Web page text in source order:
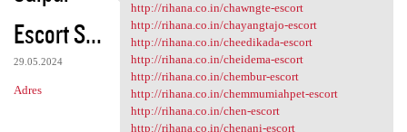
Escort S...
29.05.2024
Adres
http://rihana.co.in/chawngte-escort
http://rihana.co.in/chayangtajo-escort
http://rihana.co.in/cheedikada-escort
http://rihana.co.in/cheidema-escort
http://rihana.co.in/chembur-escort
http://rihana.co.in/chemmumiahpet-escort
http://rihana.co.in/chen-escort
http://rihana.co.in/chenani-escort